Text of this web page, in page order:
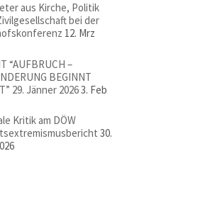
aus Kirche, Politik
bei der
12. Mrz
“AUFBRUCH –
BEGINNT
29. Jänner 20263. Feb
Kritik am DÖW
30.